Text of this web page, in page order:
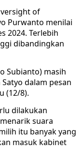
of
Purwanto menilai
2024. Terlebih
dibandingkan
Subianto) masih
dalam pesan
(12/8).
dilakukan
suara
itu banyak yang
masuk kabinet